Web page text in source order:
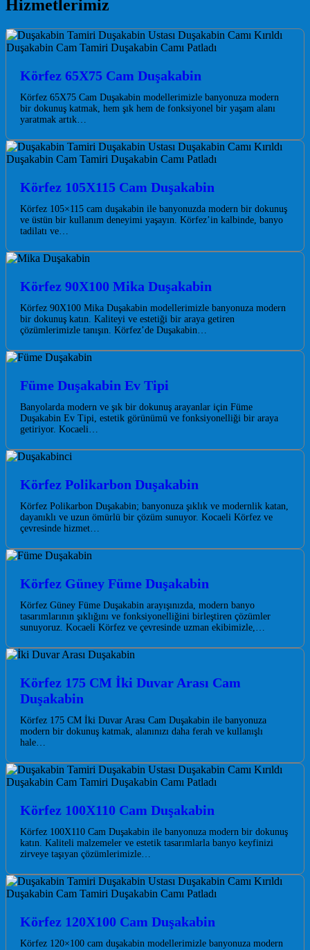
Hizmetlerimiz
Körfez 65X75 Cam Duşakabin
Körfez 65X75 Cam Duşakabin modellerimizle banyonuza modern
bir dokunuş katmak, hem şık hem de fonksiyonel bir yaşam alanı
yaratmak artık…
Körfez 105X115 Cam Duşakabin
Körfez 105×115 cam duşakabin ile banyonuzda modern bir dokunuş
ve üstün bir kullanım deneyimi yaşayın. Körfez’in kalbinde, banyo
tadilatı ve…
Körfez 90X100 Mika Duşakabin
Körfez 90X100 Mika Duşakabin modellerimizle banyonuza modern
bir dokunuş katın. Kaliteyi ve estetiği bir araya getiren
çözümlerimizle tanışın. Körfez’de Duşakabin…
Füme Duşakabin Ev Tipi
Banyolarda modern ve şık bir dokunuş arayanlar için Füme
Duşakabin Ev Tipi, estetik görünümü ve fonksiyonelliği bir araya
getiriyor. Kocaeli…
Körfez Polikarbon Duşakabin
Körfez Polikarbon Duşakabin; banyonuza şıklık ve modernlik katan,
dayanıklı ve uzun ömürlü bir çözüm sunuyor. Kocaeli Körfez ve
çevresinde hizmet…
Körfez Güney Füme Duşakabin
Körfez Güney Füme Duşakabin arayışınızda, modern banyo
tasarımlarının şıklığını ve fonksiyonelliğini birleştiren çözümler
sunuyoruz. Kocaeli Körfez ve çevresinde uzman ekibimizle,…
Körfez 175 CM İki Duvar Arası Cam
Duşakabin
Körfez 175 CM İki Duvar Arası Cam Duşakabin ile banyonuza
modern bir dokunuş katmak, alanınızı daha ferah ve kullanışlı
hale…
Körfez 100X110 Cam Duşakabin
Körfez 100X110 Cam Duşakabin ile banyonuza modern bir dokunuş
katın. Kaliteli malzemeler ve estetik tasarımlarla banyo keyfinizi
zirveye taşıyan çözümlerimizle…
Körfez 120X100 Cam Duşakabin
Körfez 120×100 cam duşakabin modellerimizle banyonuza modern